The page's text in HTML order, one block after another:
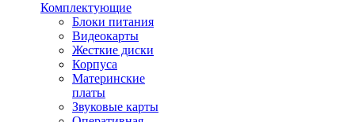
Комплектующие
Блоки питания
Видеокарты
Жесткие диски
Корпуса
Материнские
платы
Звуковые карты